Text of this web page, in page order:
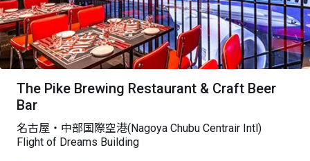
The Pike Brewing Restaurant & Craft Beer
Bar
名古屋・中部国際空港(Nagoya Chubu Centrair Intl)
Flight of Dreams Building